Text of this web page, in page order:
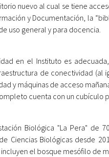
nuevo al cual se tiene
y Documentación, la
uso general y para docencia.
en el Instituto es
de conectividad (al
y máquinas de acceso
cuenta con un cubículo
Biológica "La Pera" de
Ciencias Biológicas desde
el bosque mesófilo de